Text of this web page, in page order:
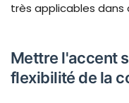
très applicables dans
Mettre l'accent
flexibilité de la